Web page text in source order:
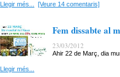
Llegir més... [Veure 14 comentaris]
Fem dissabte al
23/03/2012
Ahir 22 de Març, dia
Llegir més...